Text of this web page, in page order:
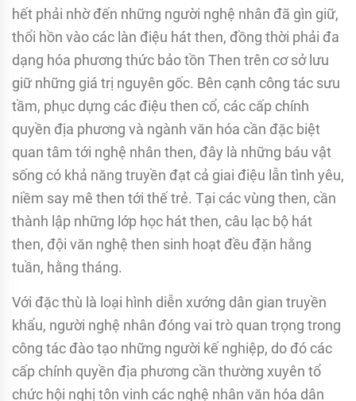
hết phải nhờ đến những người nghệ nhân đã gìn giữ,
thổi hồn vào các làn điệu hát then, đồng thời phải đa
dạng hóa phương thức bảo tồn Then trên cơ sở lưu
giữ những giá trị nguyên gốc. Bên cạnh công tác sưu
tầm, phục dựng các điệu then cổ, các cấp chính
quyền địa phương và ngành văn hóa cần đặc biệt
quan tâm tới nghệ nhân then, đây là những báu vật
sống có khả năng truyền đạt cả giai điệu lẫn tình yêu,
niềm say mê then tới thế trẻ. Tại các vùng then, cần
thành lập những lớp học hát then, câu lạc bộ hát
then, đội văn nghệ then sinh hoạt đều đặn hằng
tuần, hằng tháng.
Với đặc thù là loại hình diễn xướng dân gian truyền
khẩu, người nghệ nhân đóng vai trò quan trọng trong
công tác đào tạo những người kế nghiệp, do đó các
cấp chính quyền địa phương cần thường xuyên tổ
chức hội nghị tôn vinh các nghệ nhân văn hóa dân